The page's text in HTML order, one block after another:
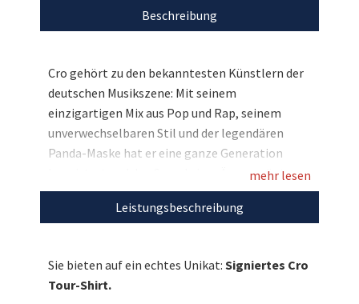
Beschreibung
Cro gehört zu den bekanntesten Künstlern der
deutschen Musikszene: Mit seinem
einzigartigen Mix aus Pop und Rap, seinem
unverwechselbaren Stil und der legendären
Panda-Maske hat er eine ganze Generation
begeistert und den Sound einer Ära geprägt.
Nun haben Sie die einzigartige Gelegenheit auf
ein besonderes Fan-Highlight aus genau dieser
mit seinem ikonischen Panda bemalt hat!
Nutzen Sie Ihre Chance auf dieses Unikat und
mehr lesen
Leistungsbeschreibung
Sie bieten auf ein echtes Unikat: Signiertes Cro
Tour-Shirt.